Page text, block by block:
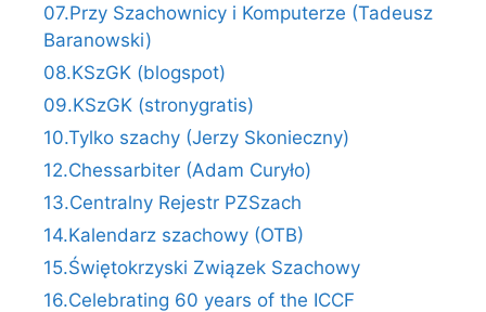
07.Przy Szachownicy i Komputerze (Tadeusz
Baranowski)
08.KSzGK (blogspot)
09.KSzGK (stronygratis)
10.Tylko szachy (Jerzy Skonieczny)
12.Chessarbiter (Adam Curyło)
13.Centralny Rejestr PZSzach
14.Kalendarz szachowy (OTB)
15.Świętokrzyski Związek Szachowy
16.Celebrating 60 years of the ICCF